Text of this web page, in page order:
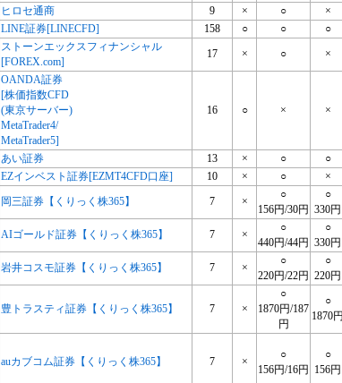
ヒロセ通商 9 × ○ ×
LINE証券[LINECFD]
158 ○ ○ ○
ストーンエックスフィナンシャル
[FOREX.com]
17 × ○ ×
OANDA証券
[株価指数CFD
(東京サーバー)
MetaTrader4/
MetaTrader5]
16 ○ × ×
あい証券 13 × ○ ○
EZインベスト証券[EZMT4CFD口座]
10 × ○ ×
岡三証券【くりっく株365】
7 ×
○
156円/30円
○
330円
AIゴールド証券【くりっく株365】 7 ×
○
440円/44円
○
330円
岩井コスモ証券【くりっく株365】 7 ×
○
220円/22円
○
220円
豊トラスティ証券【くりっく株365】 7 ×
○
1870円/187
円
○
1870円
auカブコム証券【くりっく株365】 7 ×
○
156円/16円
○
156円